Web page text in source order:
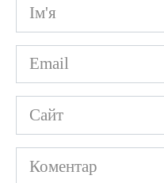
Ім'я
*
Email
*
Сайт
Коментар